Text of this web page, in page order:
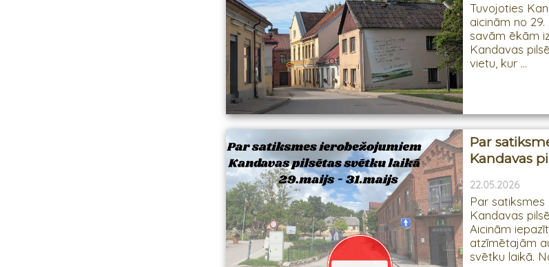
Tuvojoties
aicinām no
savām ēkām
Kandavas
vietu, kur ...
​Par
Kandavas
22.05.2026
Par
Kandavas
Aicinām
atzīmētajām
svētku laikā.